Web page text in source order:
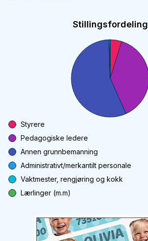
Stillingsfordeling
Styrere
Pedagogiske ledere
Annen grunnbemanning
Administrativt/merkantilt personale
Vaktmester, rengjøring og kokk
Lærlinger (m.m)